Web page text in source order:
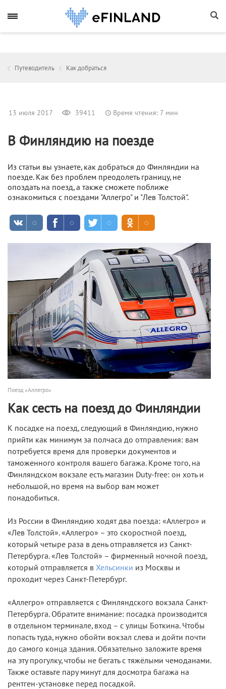
Путеводитель Как добраться
13 июля 2017 39411 Время чтения: 7 мин
В Финляндию на поезде
Из статьи вы узнаете, как добраться до Финляндии на
поезде. Как без проблем преодолеть границу, не
опоздать на поезд, а также сможете поближе
ознакомиться с поездами "Аллегро" и "Лев Толстой".
Поезд «Аллегро»
Как сесть на поезд до Финляндии
К посадке на поезд, следующий в Финляндию, нужно
прийти как минимум за полчаса до отправления: вам
потребуется время для проверки документов и
таможенного контроля вашего багажа. Кроме того, на
Финляндском вокзале есть магазин Duty-free: он хоть и
небольшой, но время на выбор вам может
понадобиться.
Из России в Финляндию ходят два поезда: «Аллегро» и
«Лев Толстой». «Аллегро» – это скоростной поезд,
который четыре раза в день отправляется из Санкт-
Петербурга. «Лев Толстой» – фирменный ночной поезд,
который отправляется в Хельсинки из Москвы и
проходит через Санкт-Петербург.
«Аллегро» отправляется с Финляндского вокзала Санкт-
Петербурга. Обратите внимание: посадка производится
в отдельном терминале, вход – с улицы Боткина. Чтобы
попасть туда, нужно обойти вокзал слева и дойти почти
до самого конца здания. Обязательно заложите время
на эту прогулку, чтобы не бегать с тяжёлыми чемоданами.
Также оставьте пару минут для досмотра багажа на
рентген-установке перед посадкой.